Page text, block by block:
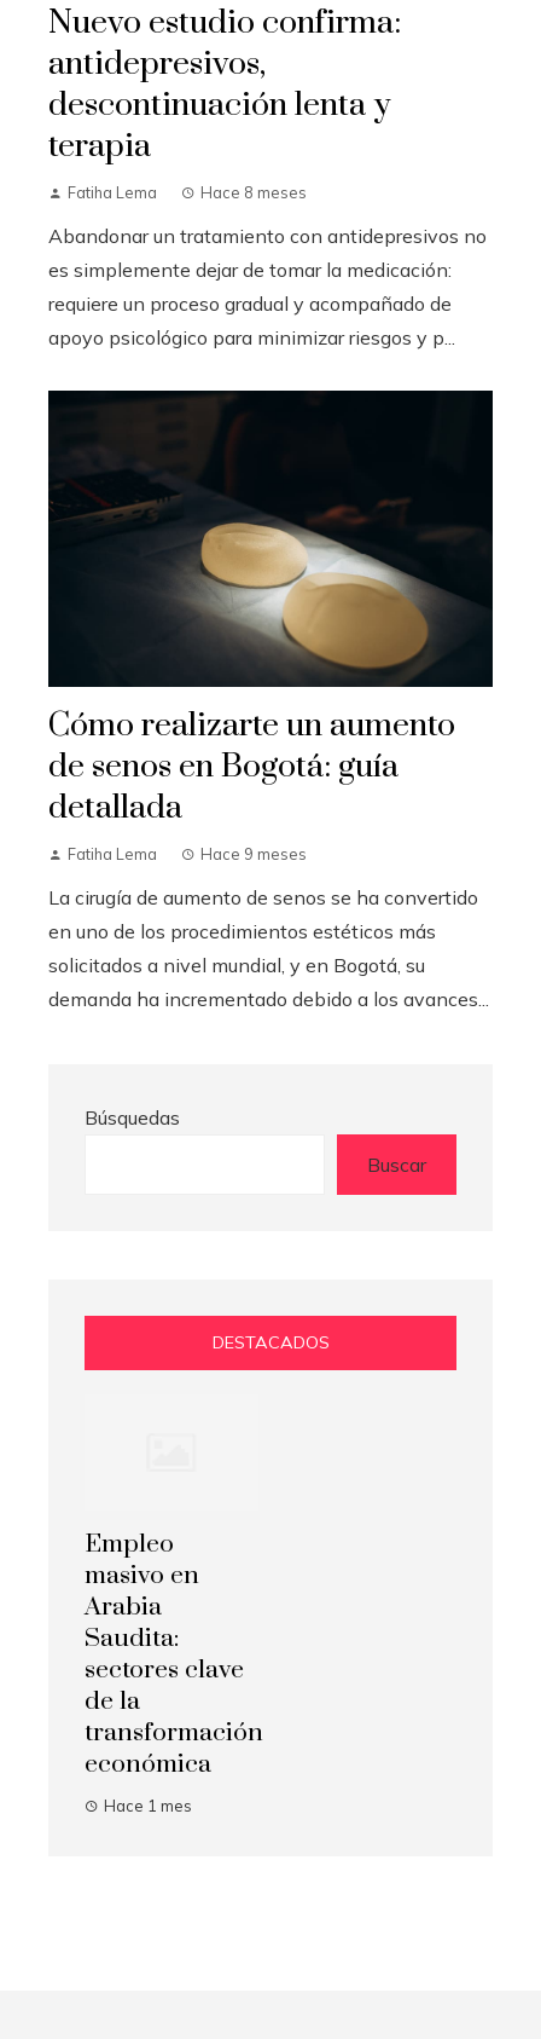
Nuevo estudio confirma:
antidepresivos,
descontinuación lenta y
terapia
Fatiha Lema Hace 8 meses
Abandonar un tratamiento con antidepresivos no
es simplemente dejar de tomar la medicación:
requiere un proceso gradual y acompañado de
apoyo psicológico para minimizar riesgos y p...
Cómo realizarte un aumento
de senos en Bogotá: guía
detallada
Fatiha Lema Hace 9 meses
La cirugía de aumento de senos se ha convertido
en uno de los procedimientos estéticos más
solicitados a nivel mundial, y en Bogotá, su
demanda ha incrementado debido a los avances...
Búsquedas
Buscar
DESTACADOS
Empleo
masivo en
Arabia
Saudita:
sectores clave
de la
transformación
económica
Hace 1 mes